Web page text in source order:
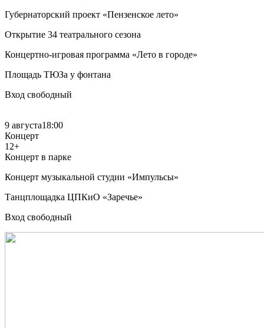
Губернаторский проект «Пензенское лето»
Открытие 34 театрального сезона
Концертно-игровая программа «Лето в городе»
Площадь ТЮЗа у фонтана
Вход свободный
9 августа18:00
Концерт
12+
Концерт в парке
Концерт музыкальной студии «Импульсы»
Танцплощадка ЦПКиО «Заречье»
Вход свободный